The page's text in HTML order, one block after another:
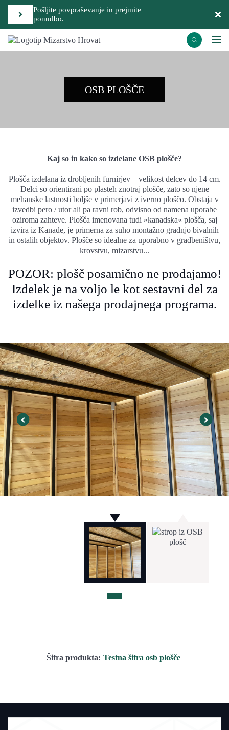
Pošljite povpraševanje in prejmite
ponudbo.
OSB PLOŠČE
Kaj so in kako so izdelane OSB plošče?
Plošča izdelana iz drobljenih furnirjev – velikost delcev do 14 cm.
Delci so orientirani po plasteh znotraj plošče, zato so njene
mehanske lastnosti boljše v primerjavi z iverno ploščo. Obstaja v
izvedbi pero / utor ali pa ravni rob, odvisno od namena uporabe
oziroma zahteve. Plošča imenovana tudi »kanadska« plošča, saj
izvira iz Kanade, je primerna za suho montažno gradnjo bivalnih
in ostalih objektov. Plošče so idealne za uporabno v gradbeništvu,
krovstvu, mizarstvu...
POZOR: plošč posamično ne prodajamo!
Izdelek je na voljo le kot sestavni del za
izdelke iz našega prodajnega programa.
Šifra produkta: Testna šifra osb plošče